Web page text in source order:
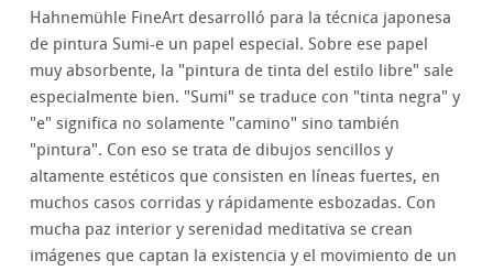
Hahnemühle FineArt desarrolló para la técnica japonesa
de pintura Sumi-e un papel especial. Sobre ese papel
muy absorbente, la "pintura de tinta del estilo libre" sale
especialmente bien. "Sumi" se traduce con "tinta negra" y
"e" significa no solamente "camino" sino también
"pintura". Con eso se trata de dibujos sencillos y
altamente estéticos que consisten en líneas fuertes, en
muchos casos corridas y rápidamente esbozadas. Con
mucha paz interior y serenidad meditativa se crean
imágenes que captan la existencia y el movimiento de un